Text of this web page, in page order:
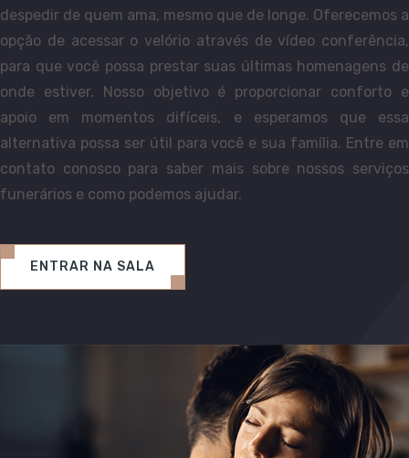
despedir de quem ama, mesmo que de longe. Oferecemos a
opção de acessar o velório através de vídeo conferência,
para que você possa prestar suas últimas homenagens de
onde estiver. Nosso objetivo é proporcionar conforto e
apoio em momentos difíceis, e esperamos que essa
alternativa possa ser útil para você e sua família. Entre em
contato conosco para saber mais sobre nossos serviços
funerários e como podemos ajudar.
ENTRAR NA SALA